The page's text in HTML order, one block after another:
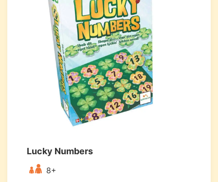
Lucky Numbers
8+